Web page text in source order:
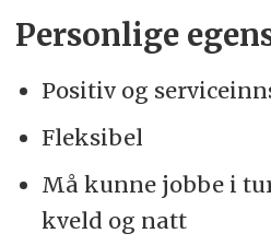
Personlige
Positiv og
Fleksibel
Må kunne jobbe i
kveld og natt